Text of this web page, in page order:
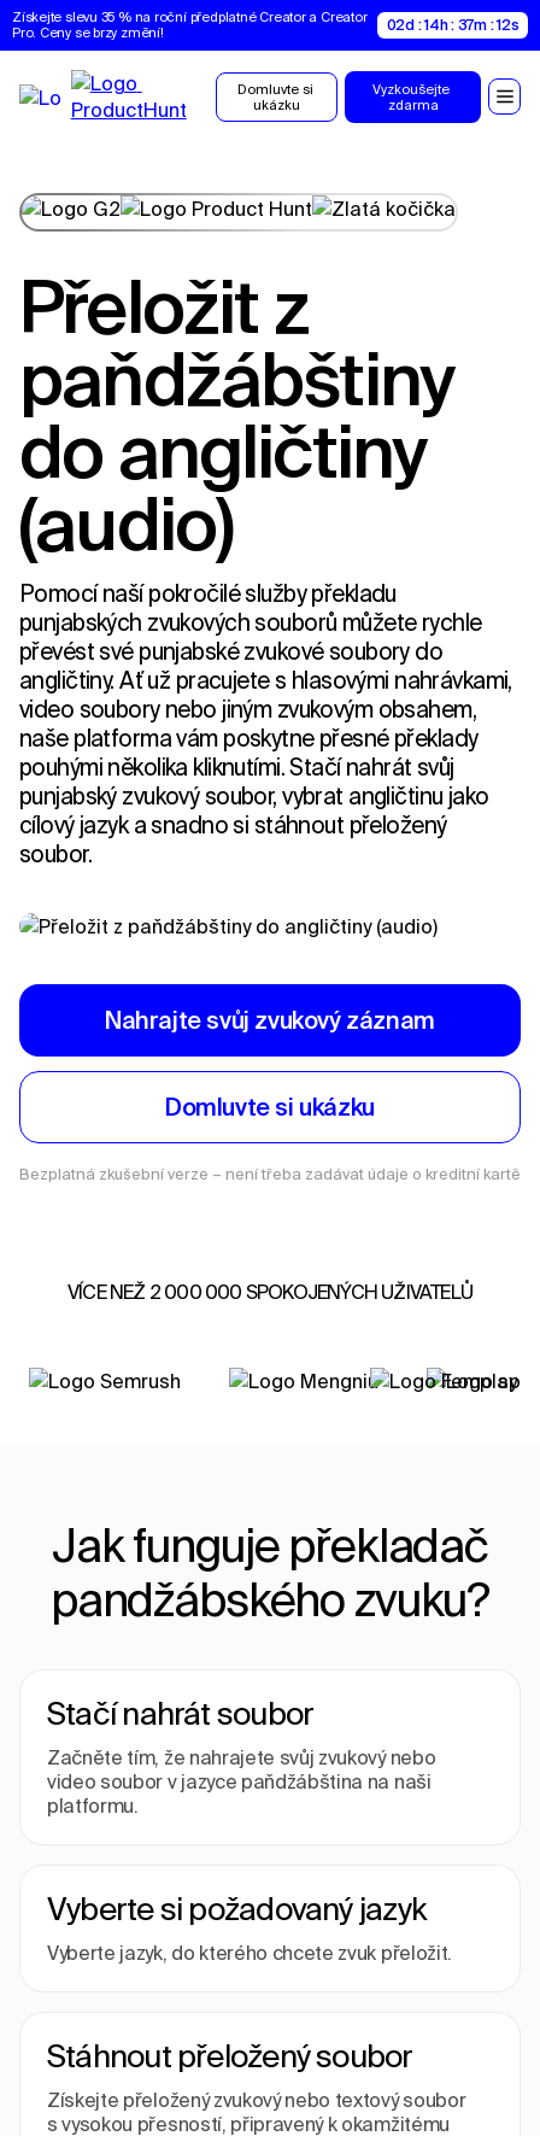
Získejte slevu 35 % na roční předplatné Creator a Creator
Pro. Ceny se brzy změní!
02d : 14h : 37m : 11s
Domluvte si
ukázku
Vyzkoušejte
zdarma
Přeložit z
paňdžábštiny
do angličtiny
(audio)
Pomocí naší pokročilé služby překladu
punjabských zvukových souborů můžete rychle
převést své punjabské zvukové soubory do
angličtiny. Ať už pracujete s hlasovými nahrávkami,
video soubory nebo jiným zvukovým obsahem,
naše platforma vám poskytne přesné překlady
pouhými několika kliknutími. Stačí nahrát svůj
punjabský zvukový soubor, vybrat angličtinu jako
cílový jazyk a snadno si stáhnout přeložený
soubor.
Nahrajte svůj zvukový záznam
Domluvte si ukázku
Bezplatná zkušební verze – není třeba zadávat údaje o kreditní kartě
VÍCE NEŽ 2 000 000 SPOKOJENÝCH UŽIVATELŮ
Jak funguje překladač
pandžábského zvuku?
Stačí nahrát soubor
Začněte tím, že nahrajete svůj zvukový nebo
video soubor v jazyce paňdžábština na naši
platformu.
Vyberte si požadovaný jazyk
Vyberte jazyk, do kterého chcete zvuk přeložit.
Stáhnout přeložený soubor
Získejte přeložený zvukový nebo textový soubor
s vysokou přesností, připravený k okamžitému